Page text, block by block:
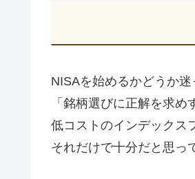
NISAを始めるかどうか迷
「銘柄選びに正解を求め
低コストのインデックス
それだけで十分だと思っ